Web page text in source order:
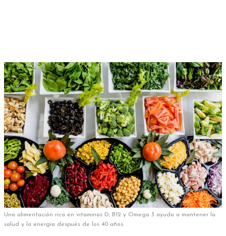
Una alimentación rica en vitaminas D, B12 y Omega 3 ayuda a mantener la
salud y la energía después de los 40 años.